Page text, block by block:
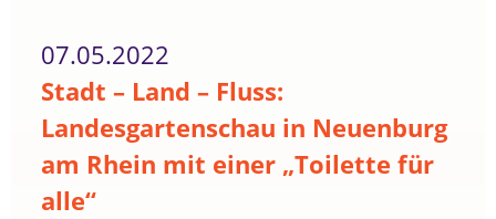
07.05.2022
Stadt – Land – Fluss:
Landesgartenschau in Neuenburg
am Rhein mit einer „Toilette für
alle“